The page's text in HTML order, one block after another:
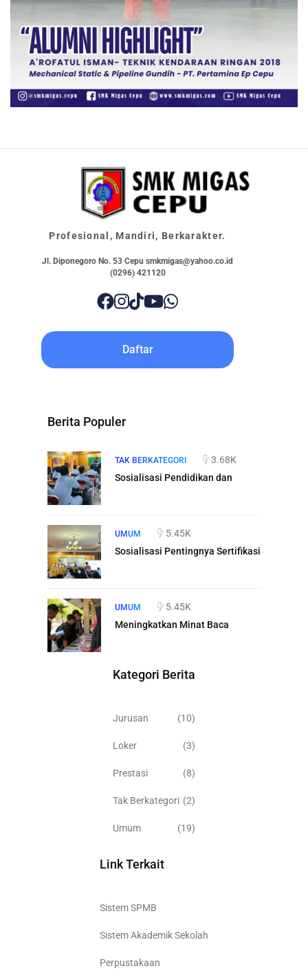
Profesional, Mandiri, Berkarakter.
Jl. Diponegoro No. 53 Cepu smkmigas@yahoo.co.id
(0296) 421120
Daftar
Berita Populer
TAK BERKATEGORI
3.68K
Sosialisasi Pendidikan dan
UMUM
5.45K
Sosialisasi Pentingnya Sertifikasi
UMUM
5.45K
Meningkatkan Minat Baca
Kategori Berita
Jurusan (10)
Loker (3)
Prestasi (8)
Tak Berkategori (2)
Umum (19)
Link Terkait
Sistem SPMB
Sistem Akademik Sekolah
Perpustakaan